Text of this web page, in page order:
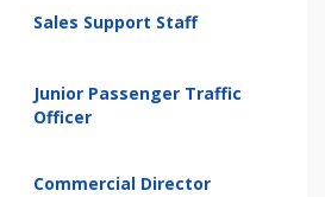
Sales Support Staff
Junior Passenger Traffic
Officer
Commercial Director